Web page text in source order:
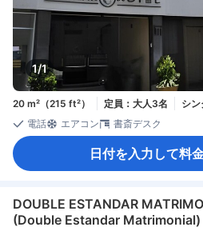
1/1
20 m²（215 ft²） 定員：大人3名
シ
電話
エアコン 書斎デスク
日付を入力して料
DOUBLE ESTANDAR
(Double Estandar Matrimonial)